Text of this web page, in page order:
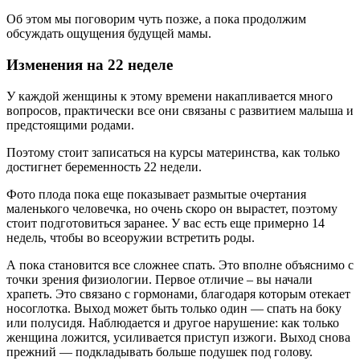
Об этом мы поговорим чуть позже, а пока продолжим
обсуждать ощущения будущей мамы.
Изменения на 22 неделе
У каждой женщины к этому времени накапливается много
вопросов, практически все они связаны с развитием малыша и
предстоящими родами.
Поэтому стоит записаться на курсы материнства, как только
достигнет беременность 22 недели.
Фото плода пока еще показывает размытые очертания
маленького человечка, но очень скоро он вырастет, поэтому
стоит подготовиться заранее. У вас есть еще примерно 14
недель, чтобы во всеоружии встретить роды.
А пока становится все сложнее спать. Это вполне объяснимо с
точки зрения физиологии. Первое отличие – вы начали
храпеть. Это связано с гормонами, благодаря которым отекает
носоглотка. Выход может быть только один — спать на боку
или полусидя. Наблюдается и другое нарушение: как только
женщина ложится, усиливается приступ изжоги. Выход снова
прежний — подкладывать больше подушек под голову.